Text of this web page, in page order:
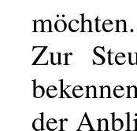
möchten.
Zur
der